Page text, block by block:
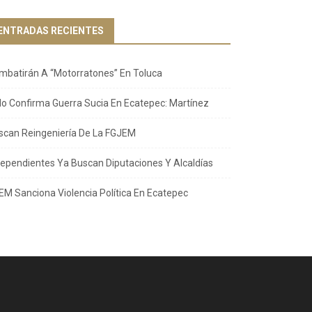
ENTRADAS RECIENTES
A “Motorratones” En Toluca
Confirma Guerra Sucia En Ecatepec: Martínez
Reingeniería De La FGJEM
Ya Buscan Diputaciones Y Alcaldías
Sanciona Violencia Política En Ecatepec